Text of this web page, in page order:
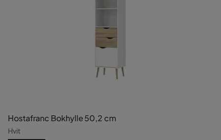
Hostafranc Bokhylle 50,2 cm
Hvit